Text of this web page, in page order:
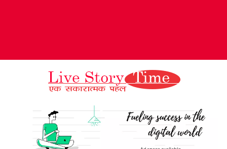
Live Story Time